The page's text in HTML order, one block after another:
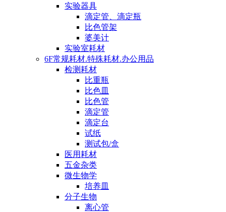
实验器具
滴定管、滴定瓶
比色管架
婆美计
实验室耗材
6F常规耗材.特殊耗材.办公用品
检测耗材
比重瓶
比色皿
比色管
滴定管
滴定台
试纸
测试包/盒
医用耗材
五金杂类
微生物学
培养皿
分子生物
离心管